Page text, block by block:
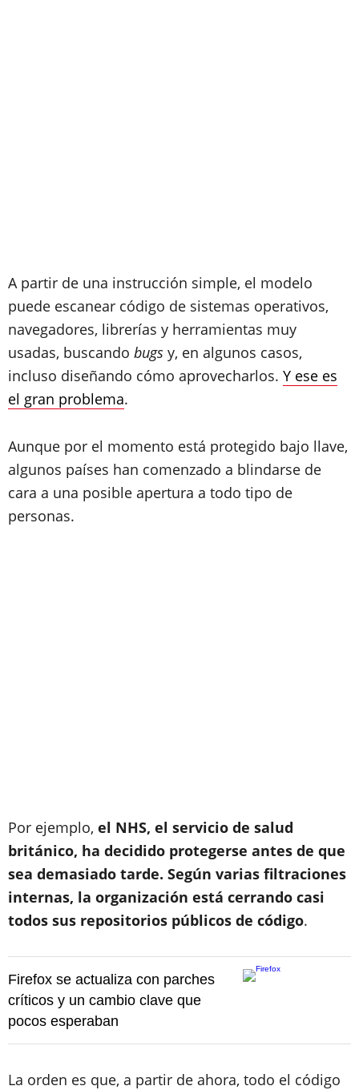
A partir de una instrucción simple, el modelo
puede escanear código de sistemas operativos,
navegadores, librerías y herramientas muy
usadas, buscando bugs y, en algunos casos,
incluso diseñando cómo aprovecharlos. Y ese es
el gran problema.
Aunque por el momento está protegido bajo llave,
algunos países han comenzado a blindarse de
cara a una posible apertura a todo tipo de
personas.
Por ejemplo, el NHS, el servicio de salud
británico, ha decidido protegerse antes de que
sea demasiado tarde. Según varias filtraciones
internas, la organización está cerrando casi
todos sus repositorios públicos de código.
Firefox se actualiza con parches
críticos y un cambio clave que
pocos esperaban
La orden es que, a partir de ahora, todo el código